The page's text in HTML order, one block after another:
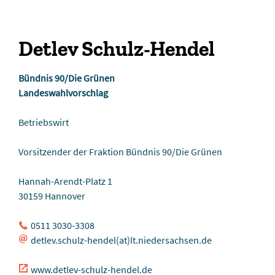
Detlev Schulz-Hendel
Bündnis 90/Die Grünen
Landeswahlvorschlag
Betriebswirt
Vorsitzender der Fraktion Bündnis 90/Die Grünen
Hannah-Arendt-Platz 1
30159 Hannover
0511 3030-3308
detlev.schulz-hendel(at)lt.niedersachsen.de
www.detlev-schulz-hendel.de